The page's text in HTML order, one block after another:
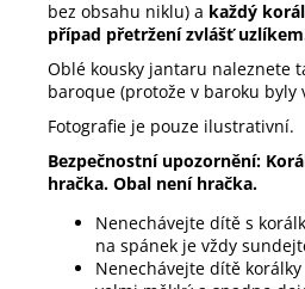
bez obsahu niklu) a každý
případ přetržení zvlášť
Oblé kousky jantaru naleznete
baroque (protože v baroku byly
Fotografie je pouze ilustrativní.
Bezpečnostní upozornění:
hračka. Obal není hračka.
Nenechávejte dítě s
na spánek je vždy
Nenechávejte dítě